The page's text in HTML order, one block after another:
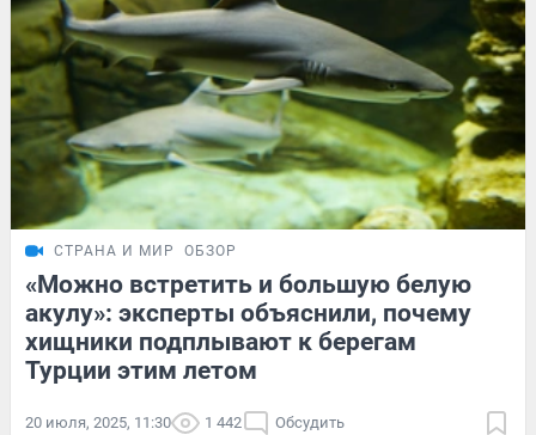
СТРАНА И МИР ОБЗОР
«Можно встретить и большую белую
акулу»: эксперты объяснили, почему
хищники подплывают к берегам
Турции этим летом
20 июля, 2025, 11:30 1 442 Обсудить